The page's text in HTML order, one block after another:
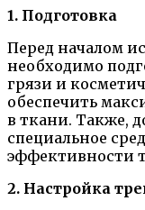
1. Подготовка
Перед началом
необходимо
грязи и
обеспечить
в ткани. Также,
специальное
эффективности
2. Настройка